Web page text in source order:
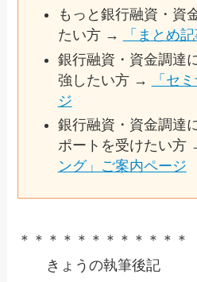
もっと銀行融資・資
たい方 →
「まとめ
銀行融資・資金調達
強したい方 →
「セ
ジ
銀行融資・資金調達
ポートを受けたい方
ング」ご案内ページ
＊＊＊＊＊＊＊＊＊＊＊＊
きょうの執筆後記